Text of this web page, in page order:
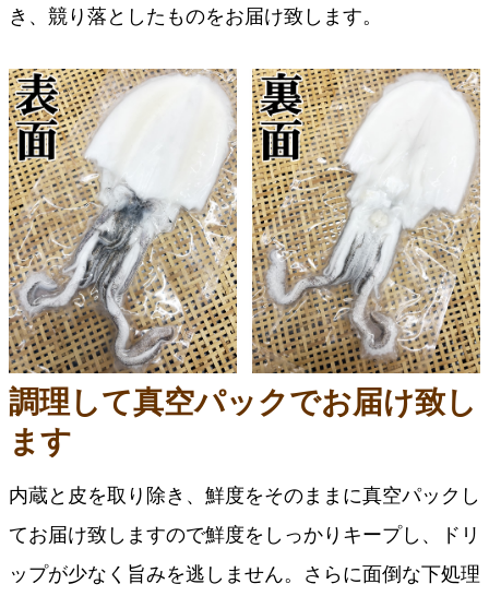
き、競り落としたものをお届け致します。
調理して真空パックでお届け致し
ます
内蔵と皮を取り除き、鮮度をそのままに真空パックし
てお届け致しますので鮮度をしっかりキープし、ドリ
ップが少なく旨みを逃しません。さらに面倒な下処理